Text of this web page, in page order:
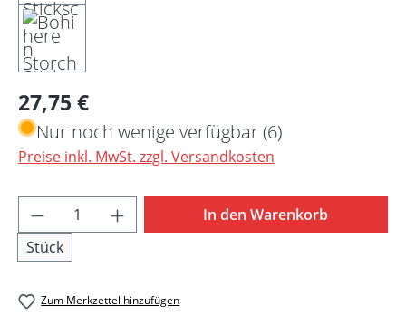
Regulärer Preis:
27,75 €
Nur noch wenige verfügbar (6)
Preise inkl. MwSt. zzgl. Versandkosten
Produkt Anzahl: Gib den gewünschten
Stück
In den Warenkorb
Zum Merkzettel hinzufügen